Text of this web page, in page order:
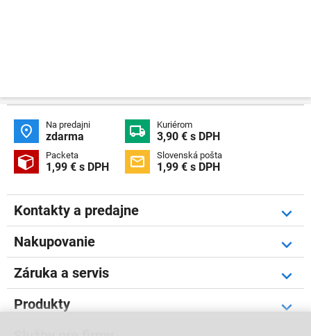
 Na predajni
zdarma  Kuriérom
3,90 € s DPH
 Packeta
1,99 € s DPH  Slovenská pošta
1,99 € s DPH
Kontakty a predajne
Nakupovanie
Záruka a servis
Produkty